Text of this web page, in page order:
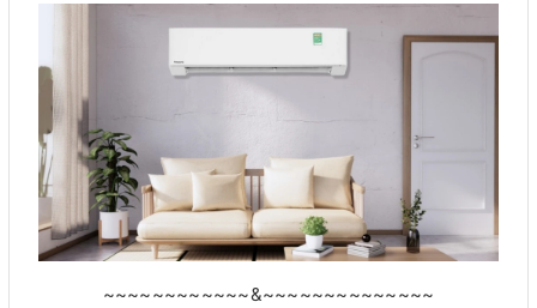
~~~~~~~~~~~~&~~~~~~~~~~~~~~